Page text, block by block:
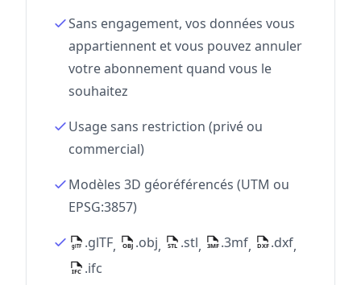
Sans engagement, vos données vous
appartiennent et vous pouvez annuler
votre abonnement quand vous le
souhaitez
Usage sans restriction (privé ou
commercial)
Modèles 3D géoréférencés (UTM ou
EPSG:3857)
.glTF, .obj, .stl, .3mf, .dxf,
.ifc